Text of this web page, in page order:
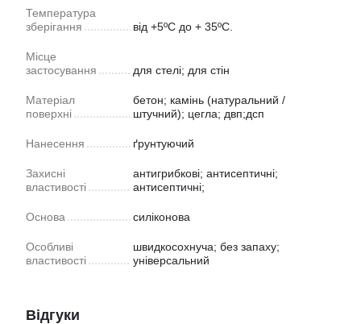
Температура
зберігання
від +5ºС до + 35ºС.
Місце
застосування
для стелі; для стін
Матеріал
поверхні
бетон; камінь (натуральний /
штучний); цегла; двп;дсп
Нанесення ґрунтуючий
Захисні
властивості
антигрибкові; антисептичні;
антисептичні;
Основа силіконова
Особливі
властивості
швидкосохнуча; без запаху;
універсальний
Відгуки